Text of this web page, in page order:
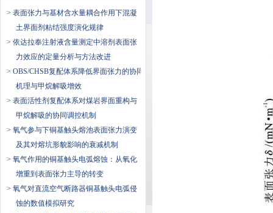
> 表面张力与基材含水量耦合作用下混凝
土界面剂粘结强度演化规律
> 依达拉奉注射液含量测定中溶剂表面张
力效应的定量分析与方法改进
> OBS/CHSB复配体系降低界面张力的协同
机理与甲烷解吸增效
> 表面活性剂复配体系对煤岩界面重构与
甲烷解吸的协同调控机制
> 氧气参与下铜基触头熔池表面张力演变
及其对熔坑形貌影响的衰减机制
> 氧气作用的铜基触头电弧熔蚀：从氧化
增重到表面张力主导的转变
> 氧气对直流空气断路器铜基触头电弧侵
蚀的数值模拟研究